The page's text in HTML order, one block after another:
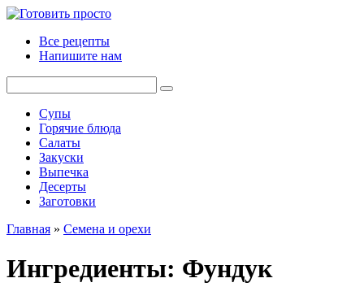
Перейти
контентуВсе рецепты
Напишите нам
Супы
Горячие блюда
Салаты
Закуски
Выпечка
Десерты
Заготовки
Главная » Семена и орехи
Ингредиенты: Фундук